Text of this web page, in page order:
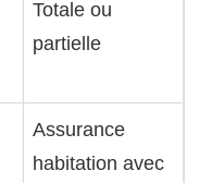
Totale ou
partielle
Assurance
habitation avec